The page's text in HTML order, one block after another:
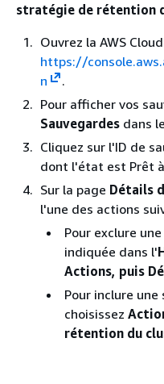
stratégie de rétention
Ouvrez la AWS
https://
n
.
Pour afficher vos
Sauvegardes dans
Cliquez sur l'ID de
dont l'état est Prêt
Sur la page Détails
l'une des actions
Pour exclure
indiquée dans l'
Actions, puis
Pour inclure
choisissez
rétention du